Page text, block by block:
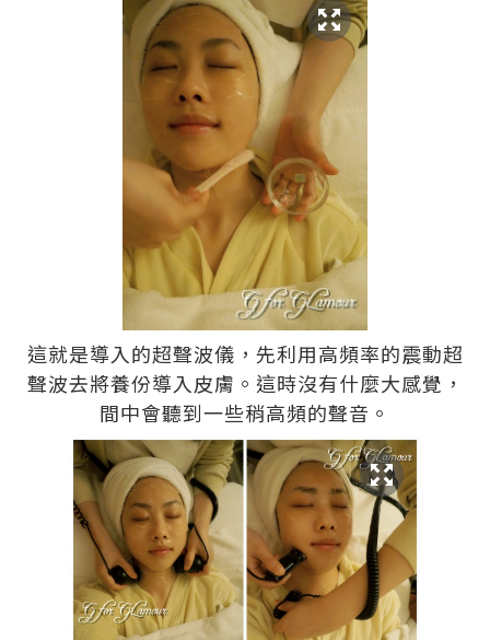
這就是導入的超聲波儀，先利用高頻率的震動超
聲波去將養份導入皮膚。這時沒有什麼大感覺，
間中會聽到一些稍高頻的聲音。